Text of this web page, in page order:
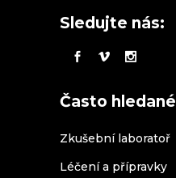
Sledujte nás:
Často hledané
Zkušební laboratoř
Léčení a přípravky